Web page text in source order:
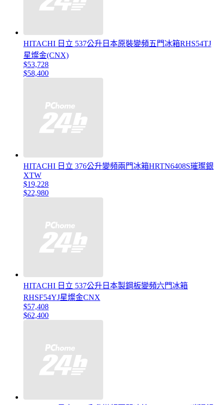
HITACHI 日立 537公升日本原裝變頻五門冰箱RHS54TJ
星燦金(CNX)
$53,728
$58,400
HITACHI 日立 376公升變頻兩門冰箱HRTN6408S璀璨銀
XTW
$19,228
$22,980
HITACHI 日立 537公升日本製鋼板變頻六門冰箱
RHSF54YJ星燦金CNX
$57,408
$62,400